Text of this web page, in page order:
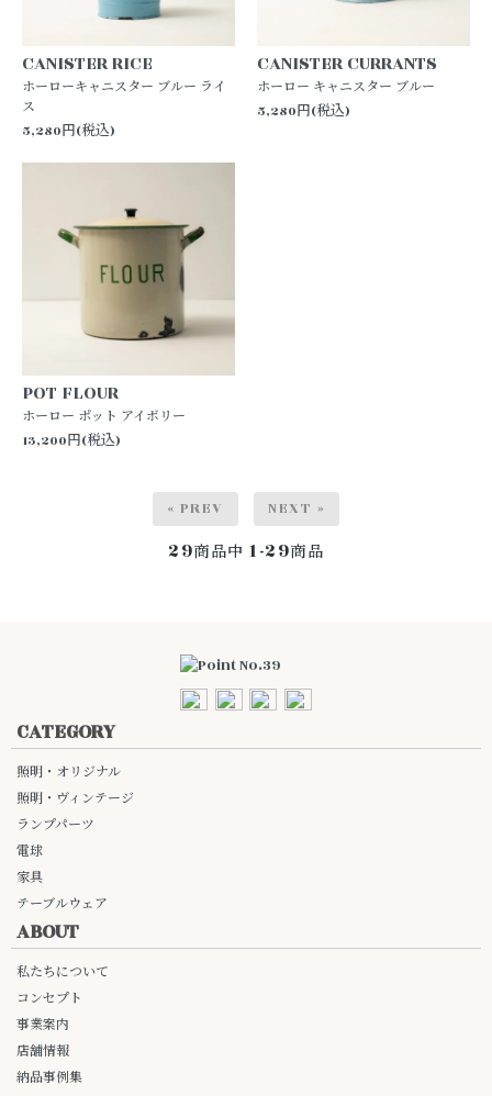
CANISTER RICE
ホーローキャニスター ブルー ライ
ス
5,280円(税込)
CANISTER CURRANTS
ホーロー キャニスター ブルー
5,280円(税込)
POT FLOUR
ホーロー ポット アイボリー
13,200円(税込)
« PREV NEXT »
29商品中 1-29商品
CATEGORY
照明・オリジナル
照明・ヴィンテージ
ランプパーツ
電球
家具
テーブルウェア
ABOUT
私たちについて
コンセプト
事業案内
店舗情報
納品事例集